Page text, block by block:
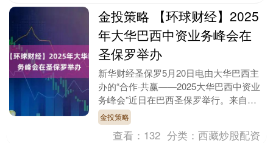
金投策略 【环球财经】2025
年大华巴西中资业务峰会在
圣保罗举办
新华财经圣保罗5月20日电由大华巴西主
办的“合作·共赢——2025大华巴西中资业
务峰会”近日在巴西圣保罗举行。来自国
家电网、中国中车、中国移动、中国广
核、徐工集....
金投策略
查看： 132 分类：西藏炒股配资